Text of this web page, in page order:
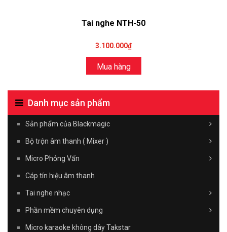
Tai nghe NTH-50
3.100.000₫
Mua hàng
Danh mục sản phẩm
Sản phẩm của Blackmagic
Bộ trộn âm thanh ( Mixer )
Micro Phỏng Vấn
Cáp tín hiệu âm thanh
Tai nghe nhạc
Phần mềm chuyên dụng
Micro karaoke không dây Takstar